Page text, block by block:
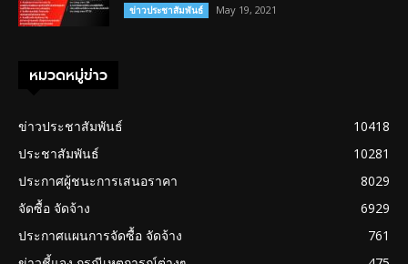
ข่าวประชาสัมพันธ์ May 19, 2021
หมวดหมู่ข่าว
ข่าวประชาสัมพันธ์
10418
ประชาสัมพันธ์
10281
ประกาศผู้ชนะการเสนอราคา
8029
จัดซื้อ จัดจ้าง
6929
ประกาศแผนการจัดซื้อ จัดจ้าง
761